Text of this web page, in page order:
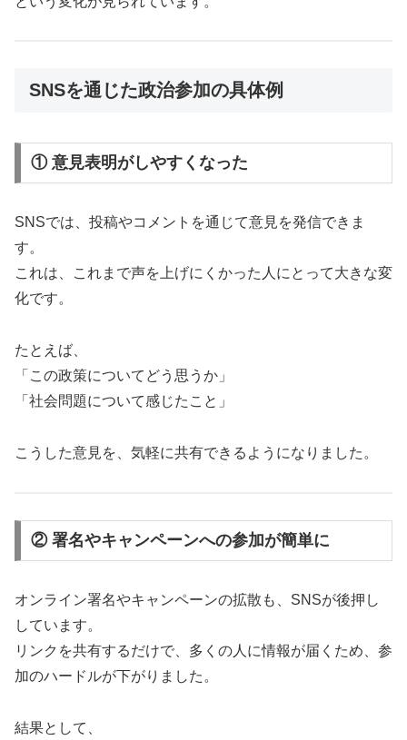
SNSを通じた政治参加の具体例
① 意見表明がしやすくなった
SNSでは、投稿やコメントを通じて意見を発信できま
す。
これは、これまで声を上げにくかった人にとって大きな変
化です。
たとえば、
「この政策についてどう思うか」
「社会問題について感じたこと」
こうした意見を、気軽に共有できるようになりました。
② 署名やキャンペーンへの参加が簡単に
オンライン署名やキャンペーンの拡散も、SNSが後押し
しています。
リンクを共有するだけで、多くの人に情報が届くため、参
加のハードルが下がりました。
結果として、